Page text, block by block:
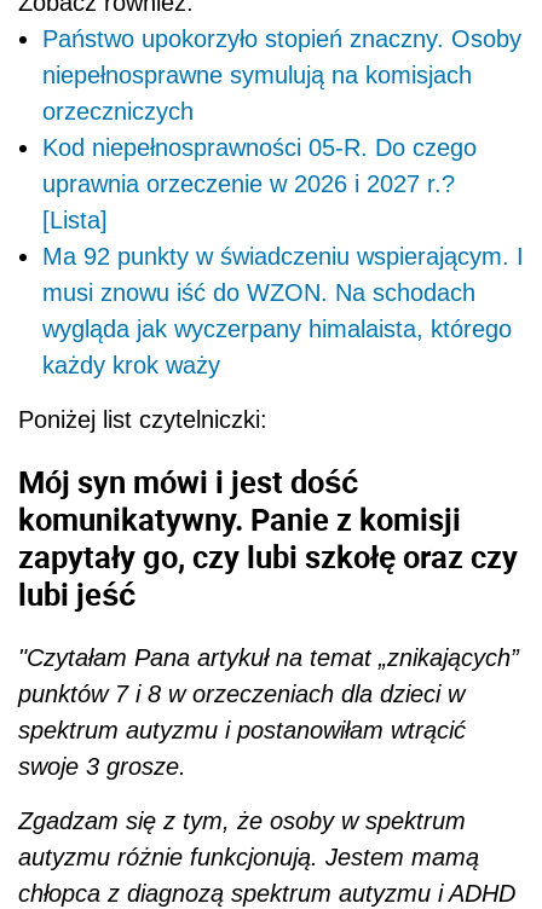
Państwo upokorzyło stopień znaczny. Osoby
niepełnosprawne symulują na komisjach
orzeczniczych
Kod niepełnosprawności 05-R. Do czego
uprawnia orzeczenie w 2026 i 2027 r.?
[Lista]
Ma 92 punkty w świadczeniu wspierającym. I
musi znowu iść do WZON. Na schodach
wygląda jak wyczerpany himalaista, którego
każdy krok waży
Poniżej list czytelniczki:
Mój syn mówi i jest dość
komunikatywny. Panie z komisji
zapytały go, czy lubi szkołę oraz czy
lubi jeść
"Czytałam Pana artykuł na temat „znikających”
punktów 7 i 8 w orzeczeniach dla dzieci w
spektrum autyzmu i postanowiłam wtrącić
swoje 3 grosze.
Zgadzam się z tym, że osoby w spektrum
autyzmu różnie funkcjonują. Jestem mamą
chłopca z diagnozą spektrum autyzmu i ADHD